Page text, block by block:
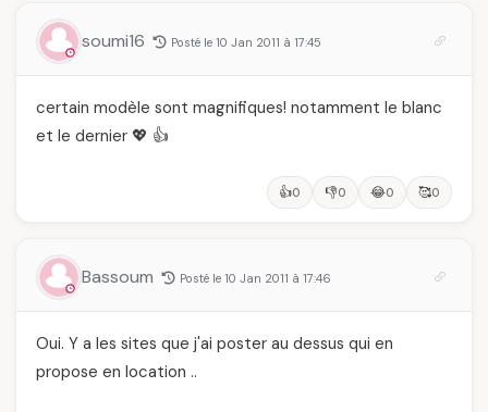
soumi16 Posté le 10 Jan 2011 à 17:45
certain modèle sont magnifiques! notamment le blanc
et le dernier 💖 👍
👍0 👎0 😂0 🥰0
Bassoum Posté le 10 Jan 2011 à 17:46
Oui. Y a les sites que j'ai poster au dessus qui en
propose en location ..